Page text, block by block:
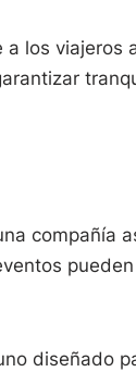
los
compañía
diseñado